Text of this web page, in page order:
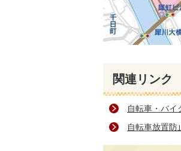
関連リンク
自転車・バイ
自転車放置防